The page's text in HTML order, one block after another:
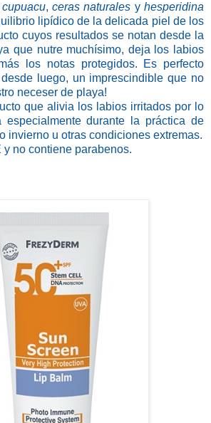
cupuacu, ceras naturales yhesperidina
lipídico de la delicada piel de los
cuyos resultados se notan desde la
que nutre muchísimo, deja los labios
los notas protegidos. Es perfecto
luego, un imprescindible que no
neceser de playa!
que alivia los labios irritados por lo
especialmente durante la práctica de
invierno u otras condiciones extremas.
no contiene parabenos.